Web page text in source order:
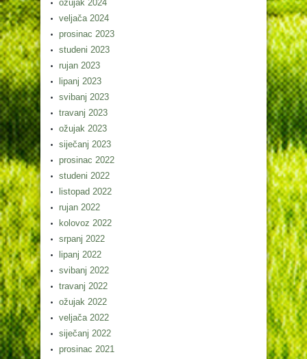
ožujak 2024
veljača 2024
prosinac 2023
studeni 2023
rujan 2023
lipanj 2023
svibanj 2023
travanj 2023
ožujak 2023
siječanj 2023
prosinac 2022
studeni 2022
listopad 2022
rujan 2022
kolovoz 2022
srpanj 2022
lipanj 2022
svibanj 2022
travanj 2022
ožujak 2022
veljača 2022
siječanj 2022
prosinac 2021